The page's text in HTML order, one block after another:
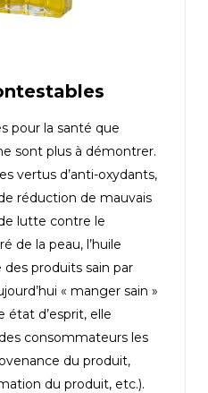
pour la santé que
sont plus à démontrer.
vertus d’anti-oxydants,
réduction de mauvais
lutte contre le
de la peau, l’huile
des produits sain par
« manger sain »
état d’esprit, elle
consommateurs les
du produit,
du produit, etc.).